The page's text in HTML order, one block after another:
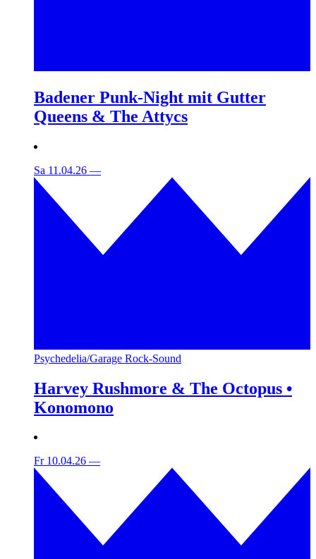
Badener Punk-Night mit Gutter
Queens & The Attycs
Sa 11.04.26 —
Psychedelia/Garage Rock-Sound
Harvey Rushmore & The Octopus •
Konomono
Fr 10.04.26 —